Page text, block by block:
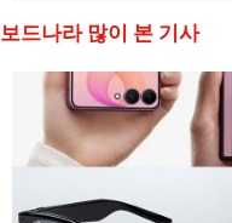
보드나라 많이 본 기사